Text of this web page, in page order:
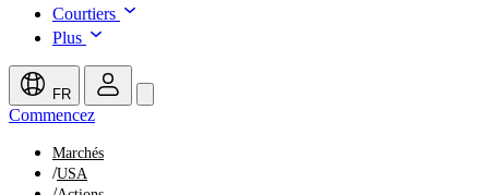
Courtiers
Plus
FR
Commencez
Marchés
/USA